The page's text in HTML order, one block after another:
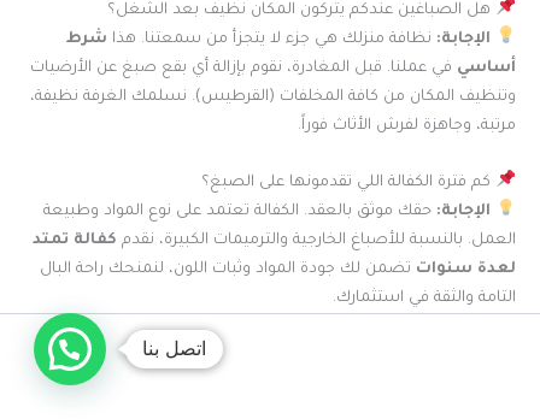
هل الصباغين عندكم يتركون المكان نظيف بعد الشغل؟
الإجابة: نظافة منزلك هي جزء لا يتجزأ من سمعتنا. هذا شرط
أساسي في عملنا. قبل المغادرة، نقوم بإزالة أي بقع صبغ عن الأرضيات
وتنظيف المكان من كافة المخلفات (القرطيس). نسلمك الغرفة نظيفة،
مرتبة، وجاهزة لفرش الأثاث فوراً.
كم فترة الكفالة اللي تقدمونها على الصبغ؟
الإجابة: حقك موثق بالعقد. الكفالة تعتمد على نوع المواد وطبيعة
العمل. بالنسبة للأصباغ الخارجية والترميمات الكبيرة، نقدم كفالة تمتد
لعدة سنوات تضمن لك جودة المواد وثبات اللون، لنمنحك راحة البال
التامة والثقة في استثمارك.
اتصل بنا